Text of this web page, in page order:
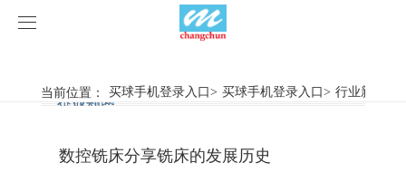
买球手机登录入口
旋弧焊机
产品视频
当前位置： 买球手机登录入口> 买球手机登录入口> 行业新闻
行业新闻
企业动态
数控铣床分享铣床的发展历史